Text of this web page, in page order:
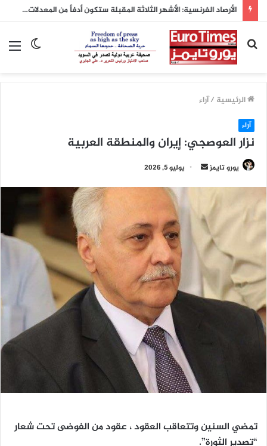
الأرصاد الفرنسية: الأشهر الثلاثة المقبلة ستكون أدفأ من المعدلات الطبيعية
الوضع
بحث
عن
الرئيسية /آراء
آراء
نزار العوصجي: إيران والمنطقة العربية
يورو تايمز
أرسل
إلكترونيا
يوليو 5, 2026
تمضي السنين وتتعاقب العقود ، عقود من الفوضى تحت شعار
“تصدير الثورة”.